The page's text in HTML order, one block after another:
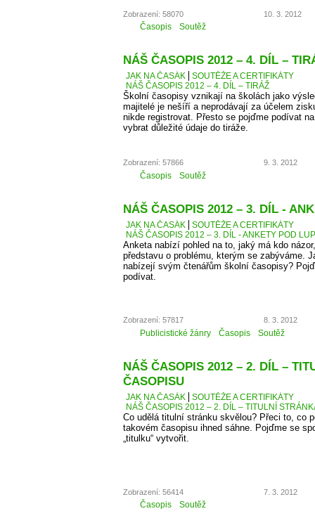
Zobrazení: 58070 10. 3. 2012
Časopis Soutěž
NÁŠ ČASOPIS 2012 – 4. DÍL –
JAK NA ČASÁK
SOUTĚŽE A CERTIFIKÁTY
NÁŠ ČASOPIS 2012 – 4. DÍL – TIRÁŽ
Školní časopisy vznikají na školách jako
majitelé je nešíří a neprodávají za účelem
nikde registrovat. Přesto se pojďme podívat
vybrat důležité údaje do tiráže.
Zobrazení: 57866 9. 3. 2012
Časopis Soutěž
NÁŠ ČASOPIS 2012 – 3. DÍL -
JAK NA ČASÁK
SOUTĚŽE A CERTIFIKÁTY
NÁŠ ČASOPIS 2012 – 3. DÍL - ANKETY POD
Anketa nabízí pohled na to, jaký má kdo
představu o problému, kterým se zabýváme.
nabízejí svým čtenářům školní časopisy?
podívat.
Zobrazení: 57817 8. 3. 2012
Publicistické žánry Časopis Soutěž
NÁŠ ČASOPIS 2012 – 2. DÍL –
ČASOPISU
JAK NA ČASÁK
SOUTĚŽE A CERTIFIKÁTY
NÁŠ ČASOPIS 2012 – 2. DÍL – TITULNÍ
Co udělá titulní stránku skvělou? Přeci to, co
takovém časopisu ihned sáhne. Pojďme se
„titulku“ vytvořit.
Zobrazení: 56414 7. 3. 2012
Časopis Soutěž